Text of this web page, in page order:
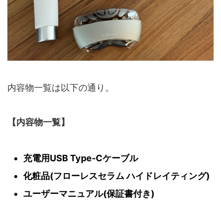
内容物一覧は以下の通り。
【内容物一覧】
充電用USB Type-Cケーブル
化粧品(フローレスセラム ハイドレイティング)
ユーザーマニュアル(保証書付き)